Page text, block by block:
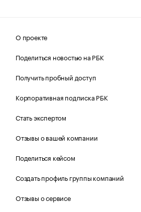
О проекте
Поделиться новостью на РБК
Получить пробный доступ
Корпоративная подписка РБК
Стать экспертом
Отзывы о вашей компании
Поделиться кейсом
Создать профиль группы компаний
Отзывы о сервисе